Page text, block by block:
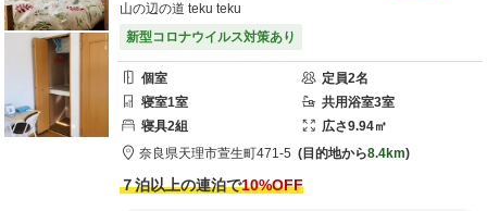
山の辺の道 teku teku
新型コロナウイルス対策あり
個室 定員2名
寝室1室 共用浴室3室
寝具2組 広さ9.94㎡
奈良県天理市萱生町471-5 目的地から8.4km
７泊以上の連泊で10%OFF